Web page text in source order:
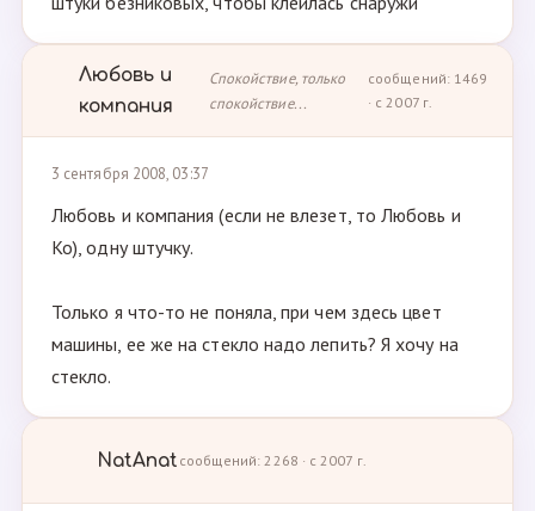
Любовь и
компания
Спокойствие, только
спокойствие...
сообщений: 1469
· с 2007 г.
3 сентября 2008, 03:37
Любовь и компания (если не влезет, то Любовь и
Ко), одну штучку.
Только я что-то не поняла, при чем здесь цвет
машины, ее же на стекло надо лепить? Я хочу на
стекло.
NatAnat сообщений: 2268 · с 2007 г.